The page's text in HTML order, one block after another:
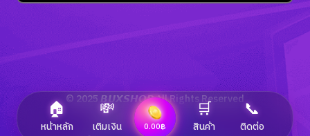
© 2025 𝘽𝙐𝙓𝙎𝙃𝙊𝙋 All Rights Reserved
Made by BUXSHOP
🏠
หน้าหลัก
💸
เติมเงิน 0.00฿
🛒
สินค้า
📞
ติดต่อ